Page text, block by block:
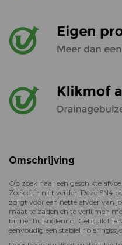
Omschrijving
Op zoek naar een geschikte
Zoek dan niet verder! Deze SN4
zorgt voor een nette afvoer van
maat te zagen en te verlijmen
binnenhuisriolering. Gebruik
eenvoudig een stabiel